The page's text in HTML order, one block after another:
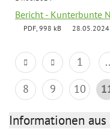
Bericht - Kunterbunte
PDF, 998 kB 28.05.2024
1
8
9 10
Informationen